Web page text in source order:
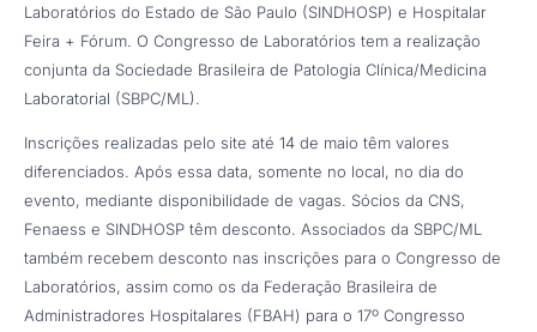
Laboratórios do Estado de São Paulo (SINDHOSP) e Hospitalar
Feira + Fórum. O Congresso de Laboratórios tem a realização
conjunta da Sociedade Brasileira de Patologia Clínica/Medicina
Laboratorial (SBPC/ML).
Inscrições realizadas pelo site até 14 de maio têm valores
diferenciados. Após essa data, somente no local, no dia do
evento, mediante disponibilidade de vagas. Sócios da CNS,
Fenaess e SINDHOSP têm desconto. Associados da SBPC/ML
também recebem desconto nas inscrições para o Congresso de
Laboratórios, assim como os da Federação Brasileira de
Administradores Hospitalares (FBAH) para o 17º Congresso